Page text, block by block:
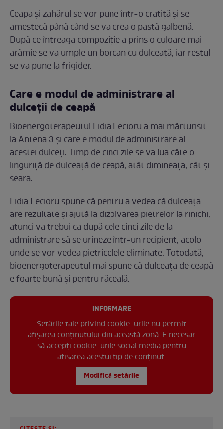
Ceapa și zahărul se vor pune într-o cratiță și se
amestecă până când se va crea o pastă galbenă.
După ce întreaga compoziție a prins o culoare mai
arămie se va umple un borcan cu dulceață, iar restul
se va pune la frigider.
Care e modul de administrare al
dulceții de ceapă
Bioenergoterapeutul Lidia Fecioru a mai mărturisit
la Antena 3 și care e modul de administrare al
acestei dulceți. Timp de cinci zile se va lua câte o
linguriță de dulceață de ceapă, atât dimineața, cât și
seara.
Lidia Fecioru spune că pentru a vedea că dulceața
are rezultate și ajută la dizolvarea pietrelor la rinichi,
atunci va trebui ca după cele cinci zile de la
administrare să se urineze într-un recipient, acolo
unde se vor vedea pietricelele eliminate. Totodată,
bioenergoterapeutul mai spune că dulceața de ceapă
e foarte bună și pentru răceală.
INFORMARE
Setările tale privind cookie-urile nu permit
afișarea conținutului din această zonă. E necesar
să accepți cookie-urile social media pentru
afisarea acestui tip de conținut.
Modifică setările